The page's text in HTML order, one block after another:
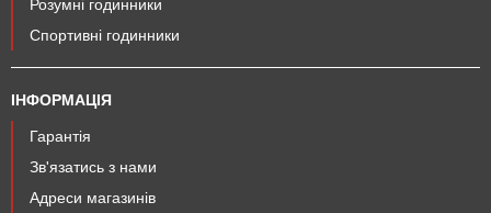
Розумні годинники
Спортивні годинники
ІНФОРМАЦІЯ
Гарантія
Зв'язатись з нами
Адреси магазинів